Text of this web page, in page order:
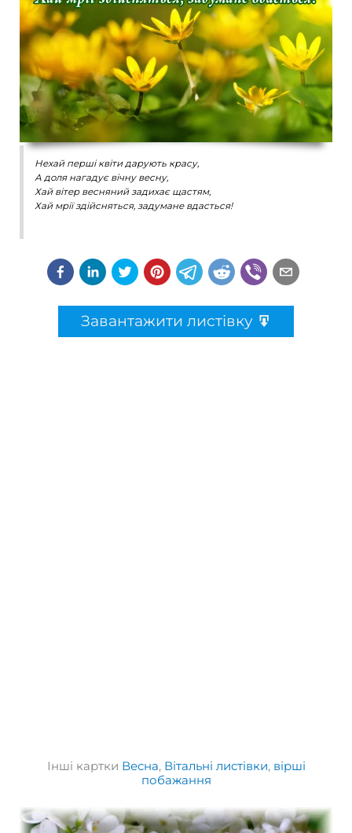
Нехай перші квіти дарують красу,
А доля нагадує вічну весну,
Хай вітер весняний задихає щастям,
Хай мрії здійсняться, задумане вдасться!
Завантажити листівку
Інші картки Весна, Вітальні листівки, вірші
побажання